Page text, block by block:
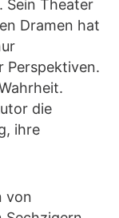
Sein Theater
Dramen hat
Perspektiven.
die
ihre
von